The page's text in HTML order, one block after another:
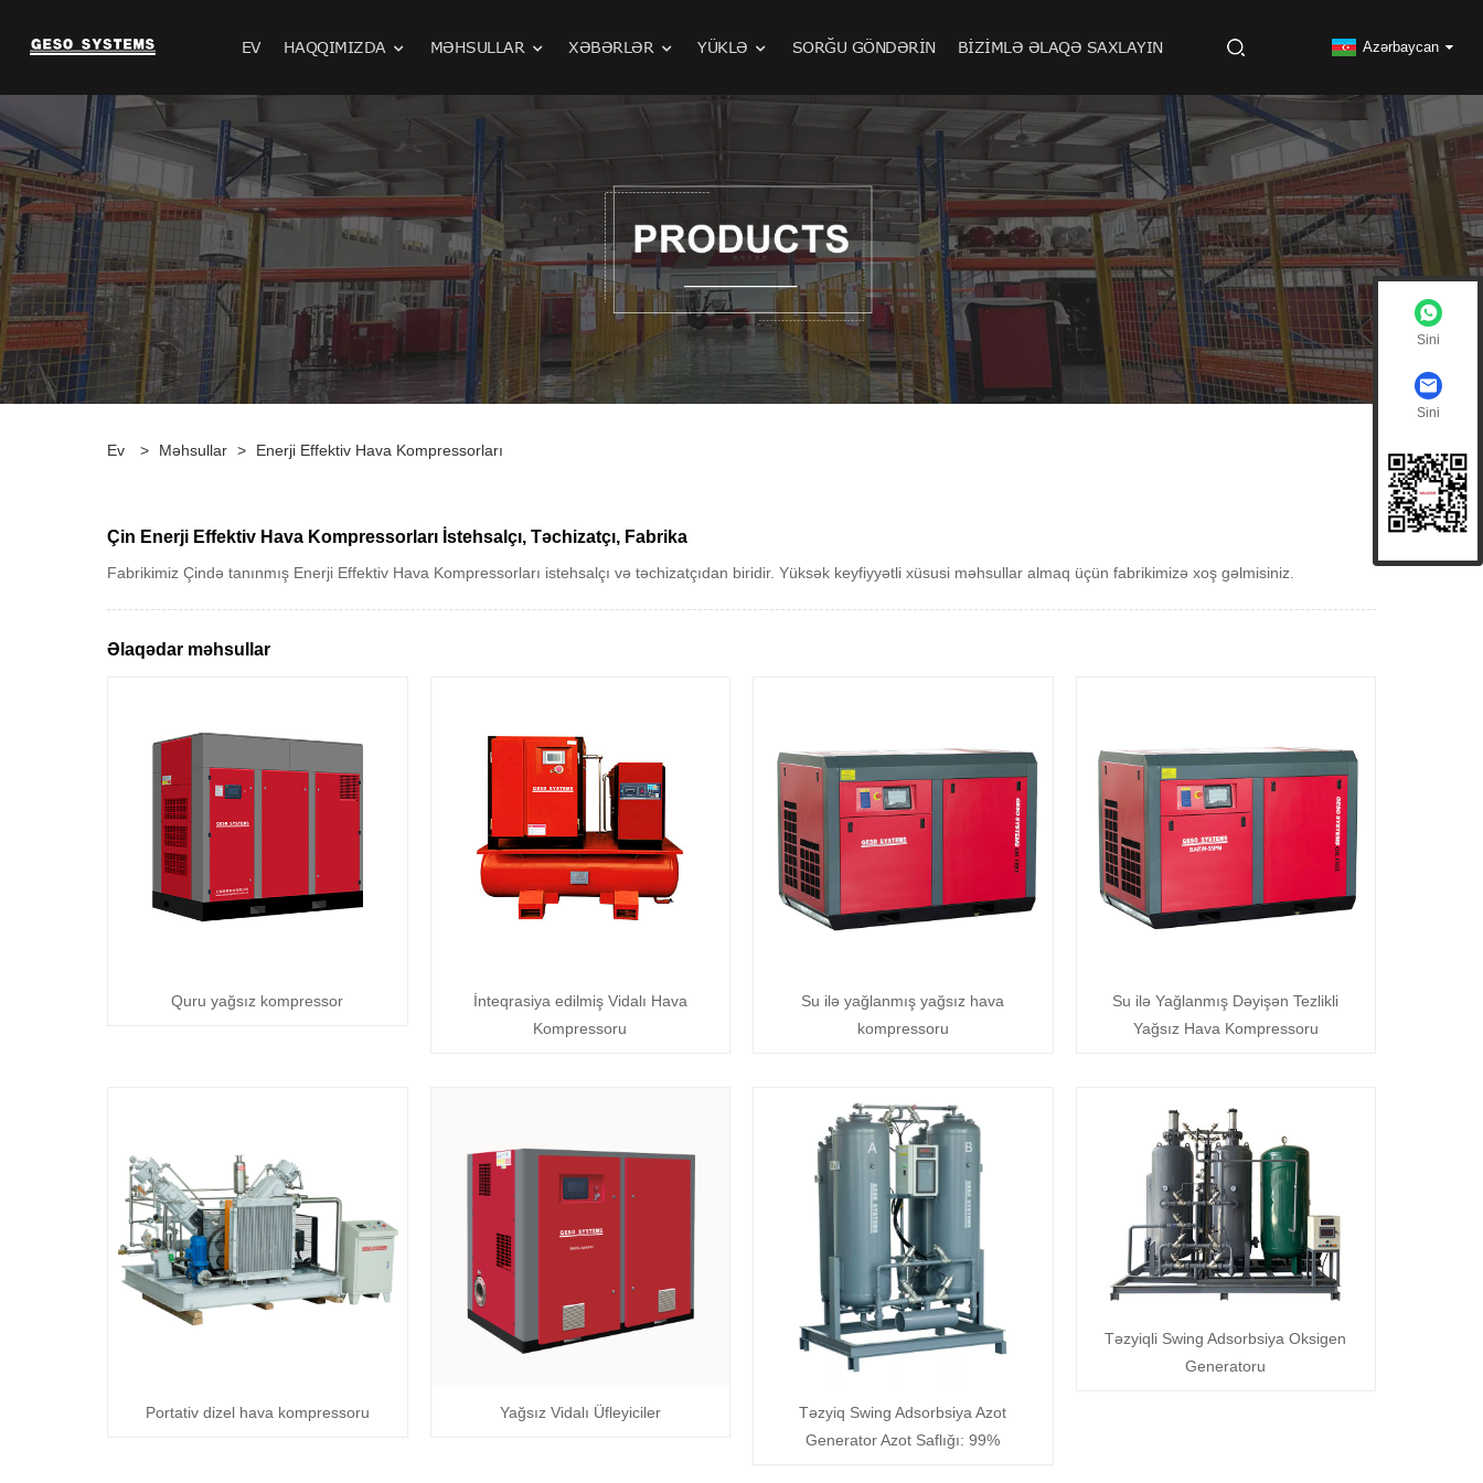
EV HAQQIMIZDA MƏHSULLAR XƏBƏRLƏR YÜKLƏ SORĞU GÖNDƏRIN BIZIMLƏ ƏLAQƏ SAXLAYIN Azərbaycan
Ev > Məhsullar > Enerji Effektiv Hava Kompressorları
Çin Enerji Effektiv Hava Kompressorları İstehsalçı, Təchizatçı, Fabrika
Fabrikimiz Çində tanınmış Enerji Effektiv Hava Kompressorları istehsalçı və təchizatçıdan biridir. Yüksək keyfiyyətli xüsusi məhsullar almaq üçün fabrikimizə xoş gəlmisiniz.
Əlaqədar məhsullar
Quru yağsız kompressor
İnteqrasiya edilmiş Vidalı Hava
Kompressoru
Su ilə yağlanmış yağsız hava
kompressoru
Su ilə Yağlanmış Dəyişən Tezlikli
Yağsız Hava Kompressoru
Portativ dizel hava kompressoru Yağsız Vidalı Üfleyiciler
Təzyiq Swing Adsorbsiya Azot
Generator Azot Saflığı: 99%
Təzyiqli Swing Adsorbsiya Oksigen
Generatoru
Sini
Sini